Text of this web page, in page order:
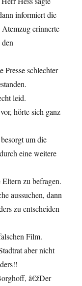
informiert die
erinnerte
Presse schlechter
leid.
hörte sich ganz
um die
eine weitere
zu befragen.
aussuchen, dann
zu entscheiden
Film.
aber nicht
â€žDer